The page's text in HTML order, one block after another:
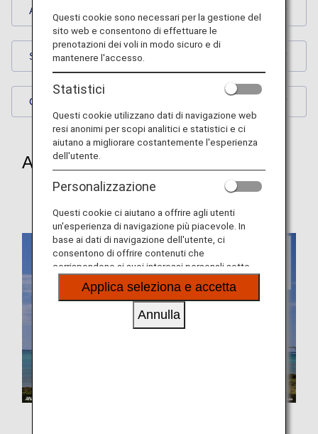
Aircraft
Scenes of Japan
Global Street Scenes
Aircraft
Aircraft - July
Questi cookie sono necessari per la gestione del
sito web e consentono di effettuare le
prenotazioni dei voli in modo sicuro e di
mantenere l'accesso.
Statistici
Questi cookie utilizzano dati di navigazione web
resi anonimi per scopi analitici e statistici e ci
aiutano a migliorare costantemente l'esperienza
dell'utente.
Personalizzazione
Questi cookie ci aiutano a offrire agli utenti
un'esperienza di navigazione più piacevole. In
base ai dati di navigazione dell'utente, ci
consentono di offrire contenuti che
corrispondono ai suoi interessi personali sotto
forma di siti web, e-mail, social media e pubblicità.
Applica seleziona e accetta
Annulla